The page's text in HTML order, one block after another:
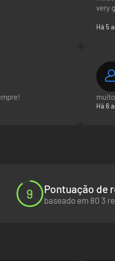
únicas, provocando
o mundo em busca de
very
Há 5
Há 6
9 Pontuação de
baseado em 80 3